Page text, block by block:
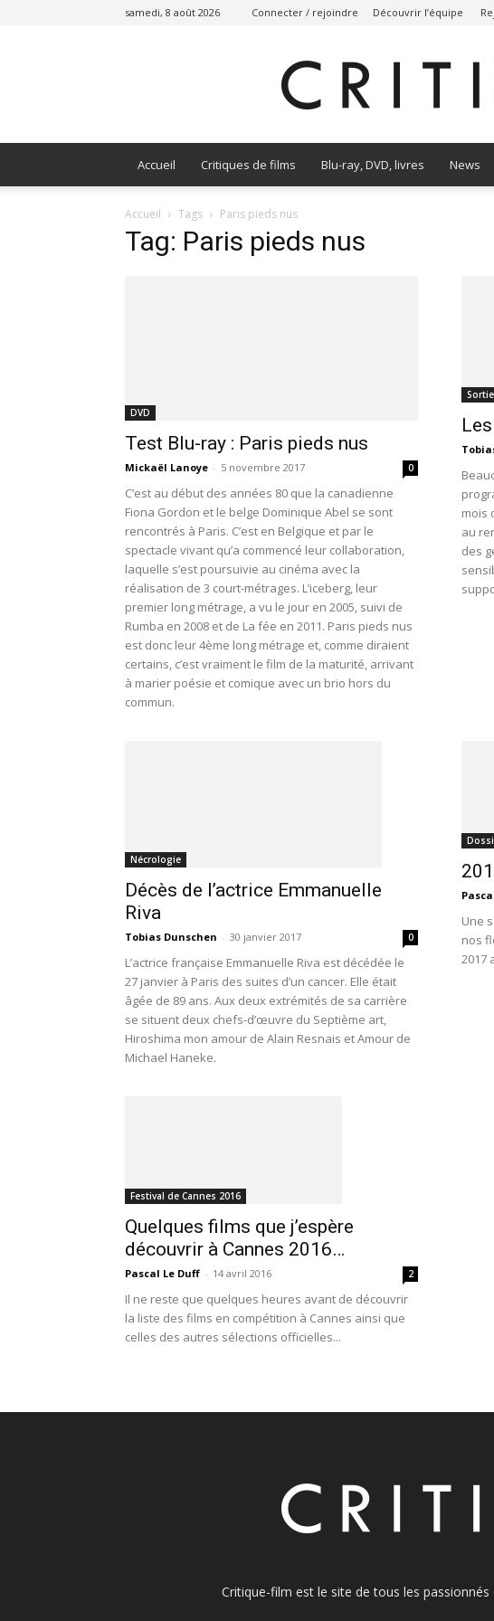
samedi, 8 août 2026 Connecter / rejoindre Découvrir l’équipe
Accueil Critiques de films Blu-ray, DVD, livres News
Accueil Tags Paris pieds nus
Tag: Paris pieds nus
DVD
Test Blu-ray : Paris pieds nus
Mickaël Lanoye - 5 novembre 2017 0
C’est au début des années 80 que la canadienne
Fiona Gordon et le belge Dominique Abel se sont
rencontrés à Paris. C’est en Belgique et par le
spectacle vivant qu’a commencé leur collaboration,
laquelle s’est poursuivie au cinéma avec la
réalisation de 3 court-métrages. L’iceberg, leur
premier long métrage, a vu le jour en 2005, suivi de
Rumba en 2008 et de La fée en 2011. Paris pieds nus
est donc leur 4ème long métrage et, comme diraient
certains, c’est vraiment le film de la maturité, arrivant
à marier poésie et comique avec un brio hors du
commun.
mois
au
des
Nécrologie
Décès de l’actrice Emmanuelle
Riva
Tobias Dunschen - 30 janvier 2017 0
L’actrice française Emmanuelle Riva est décédée le
27 janvier à Paris des suites d’un cancer. Elle était
âgée de 89 ans. Aux deux extrémités de sa carrière
se situent deux chefs-d’œuvre du Septième art,
Hiroshima mon amour de Alain Resnais et Amour de
Michael Haneke.
Une
nos
2017
Festival de Cannes 2016
Quelques films que j’espère
découvrir à Cannes 2016…
Pascal Le Duff - 14 avril 2016 2
Il ne reste que quelques heures avant de découvrir
la liste des films en compétition à Cannes ainsi que
celles des autres sélections officielles...
Critique-film est le site de tous les